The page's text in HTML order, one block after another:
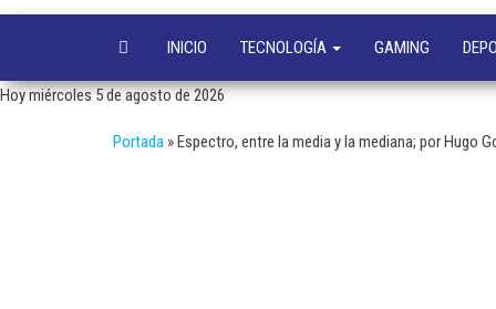
INICIO TECNOLOGÍA GAMING
Hoy miércoles 5 de agosto de 2026
Portada »Espectro, entre la media y la mediana; por Hugo